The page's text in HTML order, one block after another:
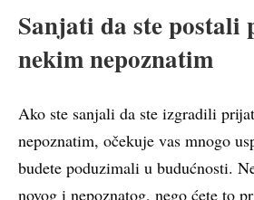
Sanjati da ste postali
nekim nepoznatim
Ako ste sanjali da ste izgradili
nepoznatim, očekuje vas mnogo
budete poduzimali u budućnosti.
novog i nepoznatog, nego ćete to